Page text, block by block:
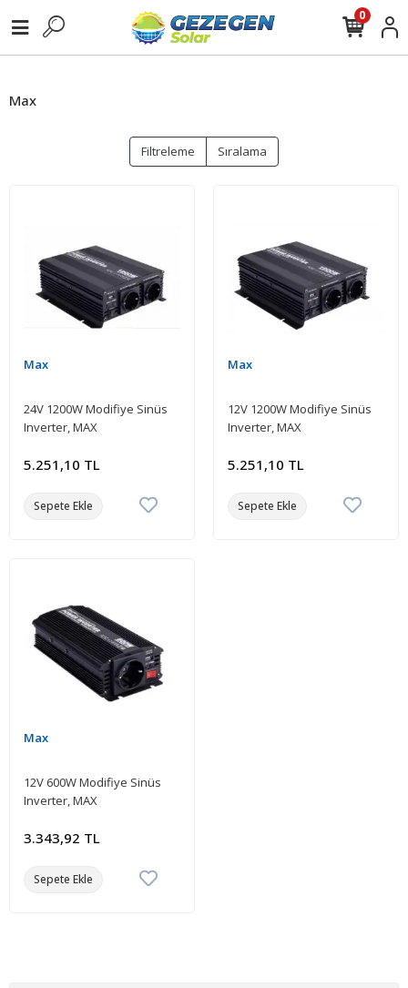
0
Max
Filtreleme Sıralama
Max
24V 1200W Modifiye Sinüs
Inverter, MAX
5.251,10 TL
Sepete Ekle
Max
12V 1200W Modifiye Sinüs
Inverter, MAX
5.251,10 TL
Sepete Ekle
Max
12V 600W Modifiye Sinüs
Inverter, MAX
3.343,92 TL
Sepete Ekle